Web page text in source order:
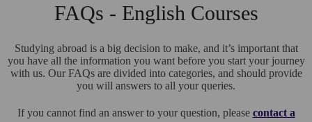
FAQs - English Courses
Studying abroad is a big decision to make, and it’s important that
you have all the information you want before you start your journey
with us. Our FAQs are divided into categories, and should provide
you will answers to all your queries.
If you cannot find an answer to your question, please contact a